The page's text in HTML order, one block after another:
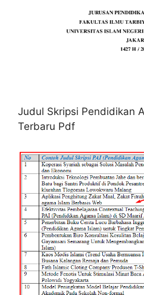
Judul Skripsi Pendidikan
Terbaru Pdf